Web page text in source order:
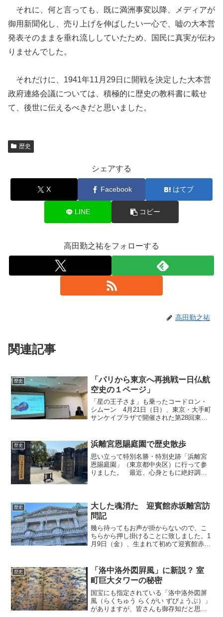
それに、何と言っても、既に満洲事変以降、メディアが
御用新聞化し、売り上げを伸ばしたい一心で、嘘の大本営
発表そのままを垂れ流ししていたため、国民に真実が伝わ
りませんでした。
それだけに、1941年11月29日に開戦を決定した大本営
政府連絡会議については、積極的に歴史の教科書に載せ
て、後世に伝えるべきだと思いました。
歴史
シェアする
X Facebook はてブ
LINE コピー
高田勤之祐をフォローする
高田勤之祐
関連記事
歴史
「パリから東京へ再挑戦ー日仏航
空史の１ページ」
「星の王子さま」も乗ったコードロン・
シムーン 4月21日（日）、東京・大手町
サンケイプラザで開催された第28回東京
財団東京事務局長）の講演「パリから東
京へ再挑戦ー日仏航...
歴史 浜離宮恩賜庭園で歴史散歩
思い立って特別名勝・特別史跡「浜離宮
恩賜庭園」（東京都中央区）に行って参
りました。 最近、心身ともに絶好調と
も間近に迫り、もう東京都...
歴史
大した魂消た 迎賓館赤坂離宮訪
問記
幾ら待ってもお声が掛からないので、こ
ちらから押し掛けることに致しました。1
月9日（金）、生まれて初めて迎賓館赤坂
東京都内で数少ない「国宝」に指定され
てお...
歴史
「洛中洛外図屛風」に新説？ 室
町巨大タワーの秘密
国宝にも指定されている「洛中洛外図屏
風（らくちゅう らくがい ずびょうぶ）」
がありますが、皆さんも御存知だと思い